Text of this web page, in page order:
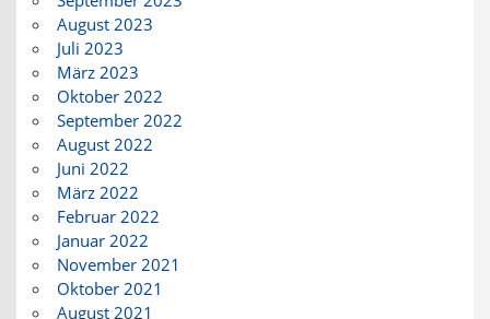
August 2023
Juli 2023
März 2023
Oktober 2022
September 2022
August 2022
Juni 2022
März 2022
Februar 2022
Januar 2022
November 2021
Oktober 2021
August 2021